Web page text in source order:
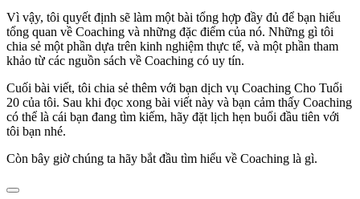
Vì vậy, tôi quyết định sẽ làm một bài tổng hợp đầy đủ để bạn hiểu
tổng quan về Coaching và những đặc điểm của nó. Những gì tôi
chia sẻ một phần dựa trên kinh nghiệm thực tế, và một phần tham
khảo từ các nguồn sách về Coaching có uy tín.
Cuối bài viết, tôi chia sẻ thêm với bạn dịch vụ Coaching Cho Tuổi
20 của tôi. Sau khi đọc xong bài viết này và bạn cảm thấy Coaching
có thể là cái bạn đang tìm kiếm, hãy đặt lịch hẹn buổi đầu tiên với
tôi bạn nhé.
Còn bây giờ chúng ta hãy bắt đầu tìm hiểu về Coaching là gì.